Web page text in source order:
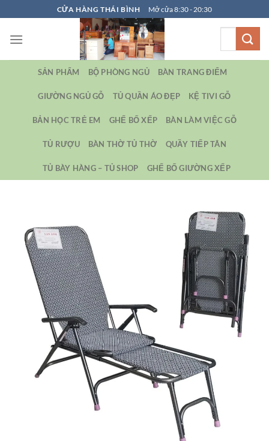
qua
nội
CỬA HÀNG THÁI BÌNH Mở cửa 8:30 - 20:30
SẢN PHẨM BỘ PHÒNG NGỦ BÀN TRANG ĐIỂM
GIƯỜNG NGỦ GỖ TỦ QUẦN ÁO ĐẸP KỆ TIVI GỖ
BẢN HỌC TRẺ EM GHẾ BỐ XẾP BÀN LÀM VIỆC GỖ
TỦ RƯỢU BÀN THỜ TỦ THỜ QUẦY TIẾP TÂN
TỦ BÀY HÀNG – TỦ SHOP GHẾ BỐ GIƯỜNG XẾP